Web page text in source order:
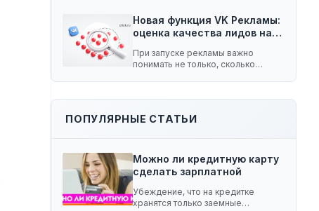
Новая функция VK Рекламы:
оценка качества лидов на…
При запуске рекламы важно
понимать не только, сколько
ПОПУЛЯРНЫЕ СТАТЬИ
Можно ли кредитную карту
сделать зарплатной
Убеждение, что на кредитке
хранятся только заемные